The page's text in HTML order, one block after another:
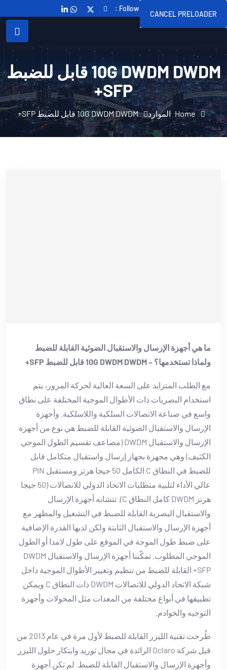
CANCEL PRELOADER
Follow Us On :
10G DWDM DWDM قابل للضبط
SFP+
Home الموارد 10G DWDM DWDM قابل للضبط SFP+
ما هي أجهزة الإرسال والاستقبال الضوئية القابلة للضبط
ولماذا تستخدمها؟ – 10G DWDM DWDM قابل للضبط SFP+
مع الطلب المتزايد على السعة العالية لحركة المرور، يتم
استخدام البصريات ذات الأطوال الموجية المختلفة على نطاق
واسع في صناعة الاتصالات السلكية واللاسلكية. وأجهزة
الإرسال والاستقبال الضوئية القابلة للضبط هي نوع من أجهزة
الإرسال والاستقبال DWDM (مضاعف تقسيم الطول الموجي
الكثيف) وهي مجهزة بجهاز إرسال واستقبال متكامل قابل
للضبط في النطاق C الكامل 50 جيجا هرتز ومستقبل PIN
عالي الأداء لتلبية متطلبات الاتحاد الدولي للاتصالات (50 جيجا
هرتز DWDM كامل النطاق C). تتشابه أجهزة الإرسال
والاستقبال البصرية القابلة للضبط في التشغيل والمظهر مع
أجهزة الإرسال والاستقبال الثابتة ولكن لديها القدرة الإضافية
على ضبط طول الموجة في الموقع على طول لامدا أو الطول
الموجي المطلوب. تمكّننا أجهزة الإرسال والاستقبال DWDM
SFP+ القابلة للضبط من تنظيم وتغيير الأطوال الموجية داخل
شبكة الاتحاد الدولي للاتصالات DWDM ذات النطاق C ويمكن
تطبيقها في أنواع مختلفة من المعدات مثل المحولات وأجهزة
التوجيه والخوادم.
طُرحت تقنية الليزر القابلة للضبط لأول مرة في عام 2013 من
قبل شركة Oclaro الرائدة في مجال توريد وابتكار حلول الليزر
وأجهزة الإرسال والاستقبال القابلة للضبط. لم تكن أجهزة